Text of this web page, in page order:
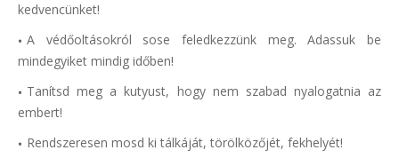
kedvencünket!
A védőoltásokról sose feledkezzünk meg. Adassuk be
mindegyiket mindig időben!
Tanítsd meg a kutyust, hogy nem szabad nyalogatnia az
embert!
Rendszeresen mosd ki tálkáját, törölközőjét, fekhelyét!